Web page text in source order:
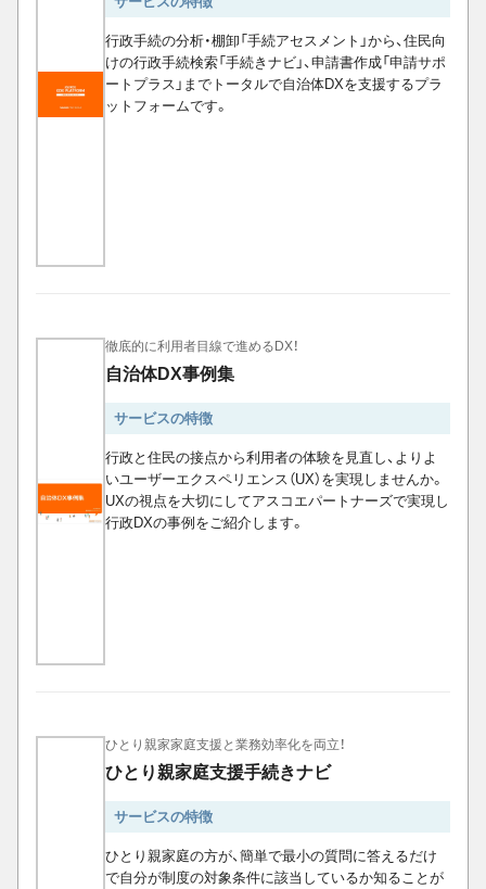
行政手続の分析・棚卸「手続アセスメント」から、住民向
けの行政手続検索「手続きナビ」、申請書作成「申請サポ
ートプラス」までトータルで自治体DXを支援するプラ
ットフォームです。
徹底的に利用者目線で進めるDX！
自治体DX事例集
サービスの特徴
行政と住民の接点から利用者の体験を見直し、よりよ
いユーザーエクスペリエンス（UX）を実現しませんか。
UXの視点を大切にしてアスコエパートナーズで実現し
行政DXの事例をご紹介します。
ひとり親家家庭支援と業務効率化を両立！
ひとり親家庭支援手続きナビ
サービスの特徴
ひとり親家庭の方が、簡単で最小の質問に答えるだけ
で自分が制度の対象条件に該当しているか知ることが